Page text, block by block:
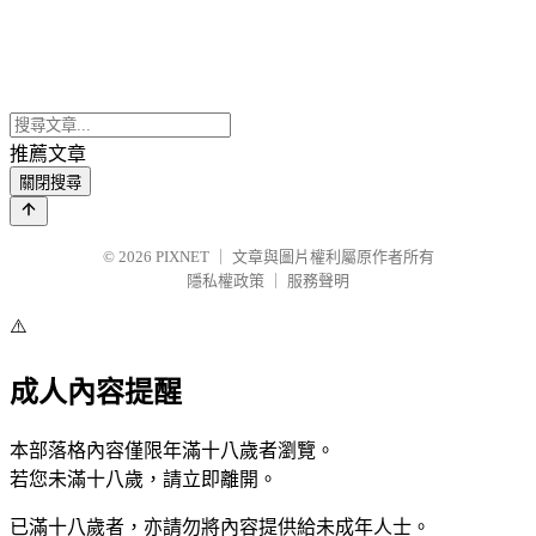
推薦文章
關閉搜尋
© 2026 PIXNET
文章與圖片權利屬原作者所有
隱私權政策
服務聲明
⚠️
成人內容提醒
本部落格內容僅限年滿十八歲者瀏覽。
若您未滿十八歲，請立即離開。
已滿十八歲者，亦請勿將內容提供給未成年人士。